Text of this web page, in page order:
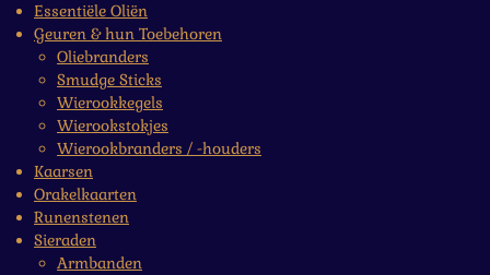
Essentiële Oliën
Geuren & hun Toebehoren
Oliebranders
Smudge Sticks
Wierookkegels
Wierookstokjes
Wierookbranders / -houders
Kaarsen
Orakelkaarten
Runenstenen
Sieraden
Armbanden